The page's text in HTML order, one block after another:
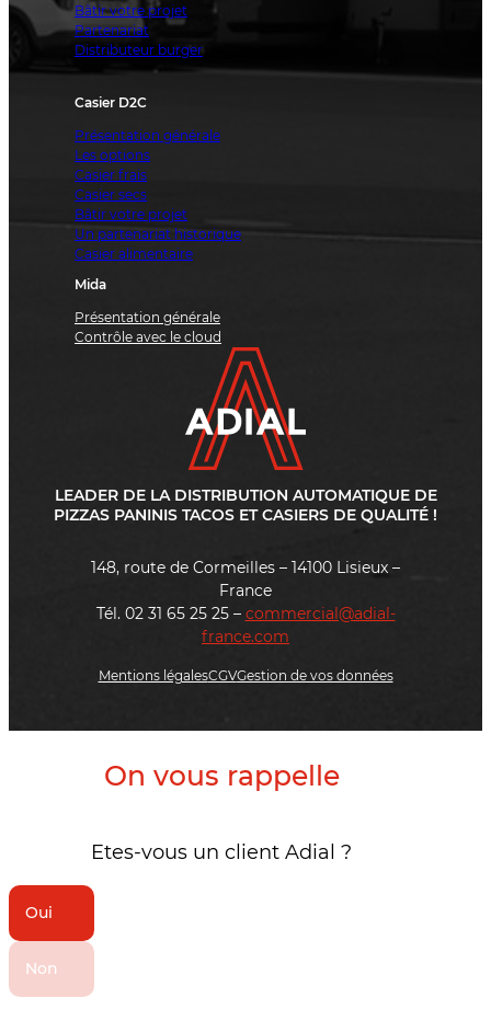
Bâtir votre projet
Partenariat
Distributeur burger
Casier D2C
Présentation générale
Les options
Casier frais
Casier secs
Bâtir votre projet
Un partenariat historique
Casier alimentaire
Mida
Présentation générale
Contrôle avec le cloud
LEADER DE LA DISTRIBUTION AUTOMATIQUE DE
PIZZAS PANINIS TACOS ET CASIERS DE QUALITÉ !
148, route de Cormeilles – 14100 Lisieux –
France
Tél. 02 31 65 25 25 – commercial@adial-
france.com
Mentions légalesCGVGestion de vos données
On vous rappelle
Etes-vous un client Adial ?
Oui
Non